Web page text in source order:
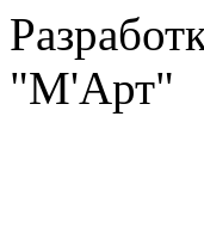
"М'Арт"